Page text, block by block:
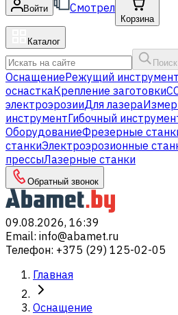
Войти Смотрел
Корзина
Каталог
Поиск
ОснащениеРежущий инструмент
оснасткаКрепление заготовки
электроэрозииДля лазера
инструментГибочный
ОборудованиеФрезерные
станкиЭлектроэрозионные
прессыЛазерные станки
Обратный звонок
09.08.2026, 16:39
Email: info@abamet.ru
Телефон: +375 (29) 125-02-05
Главная
Оснащение